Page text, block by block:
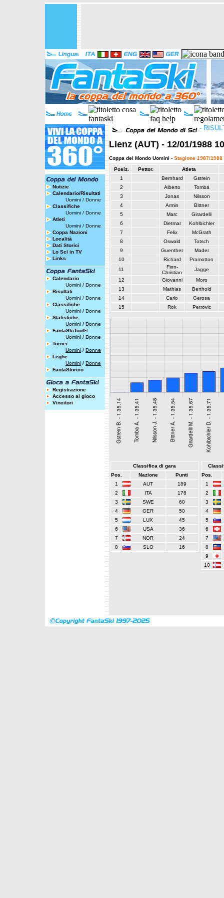
Notizie
Calendario/Risultati
Uomini / Donne
Classifiche
Uomini / Donne
Atleti
Uomini / Donne
Coppa Nazioni
Località
Dati Storici
Lo Sci in TV
Links
Calendario
Uomini / Donne
Risultati
Uomini / Donne
Classifiche
Uomini / Donne
Statistiche
Uomini / Donne
FantaSkiTool®
Uomini / Donne
Tornei
Uomini / Donne
Leghe
Uomini / Donne
FantaStorico
Registrazione
Accesso al gioco
Vincitori
-
Lienz (AUT) - 12/01/1988
Coppa del Mondo Uomini - Stagione 1987/1988
Posiz. Pettor.
Atleta
1
Bernhard
Gstrein
2
Alberto
Tomba
3
Jonas
Nilsson
4
Armin
Bittner
5
Marc
Girardelli
6
Dietmar
Kohlbichler
7
Felix
McGrath
8
Oswald
Totsch
9
Guenther
Mader
10
Richard
Pramotton
11
Finn-
Christian
Jagge
12
Giovanni
Moro
13
Mathias
Berthold
14
Carlo
Gerosa
15
Rok Petrovic
Classifica di gara
Pos.
Nazione
Punti
1
AUT
189
2
ITA
178
3
SWE
60
4
GER
50
5
LUX
45
6
USA
36
7
NOR
24
8
SLO 16
Pos.
1
2
3
4
5
6
7
8
9
10